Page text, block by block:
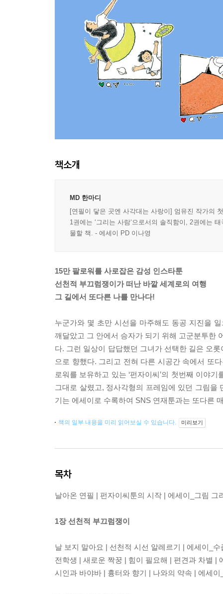
책소개
MD 한마디
[연필이 닿은 곳엔 사각대는 사랑이] 엄유진 작가의
1권에는 ‘그리는 사람‘으로서의 솔직함이, 2권에는
물할 책. - 에세이 PD 이나영
15만 팔로워를 사로잡은 감성 인스타툰
선천적 부끄럼쟁이가 떠난 바깥 세계로의 여행
그 길에서 또다른 나를 만나다!
누군가와 몇 초만 시선을 마주해도 동공 지진을
깨달았고 그 안에서 승자가 되기 위해 고군분투한
다. 그런 일상이 답답했던 그녀가 선택한 길은 오
으로 향했다. 그리고 전혀 다른 시공간 속에서 또
로워를 보유하고 있는 ‘펀자이씨’의 첫번째 이야
그대로 살렸고, 정사각형의 프레임에 있던 그림
기는 에세이로 수록하여 SNS 연재툰과는 또다른
책의 일부 내용을 미리 읽어보실 수 있습니다. 미리보기
목차
날아온 연필 | 펀자이씨툰의 시작 | 에세이_그림 그
1장 선천적 부끄럼쟁이
날 보지 말아요 | 선천적 시선 알레르기 | 에세이_
전학생 | 새로운 짝꿍 | 힘이 필요해 | 편견과 차별 |
시인과 바야바 | 흉터와 향기 | 나와의 약속 | 에세이